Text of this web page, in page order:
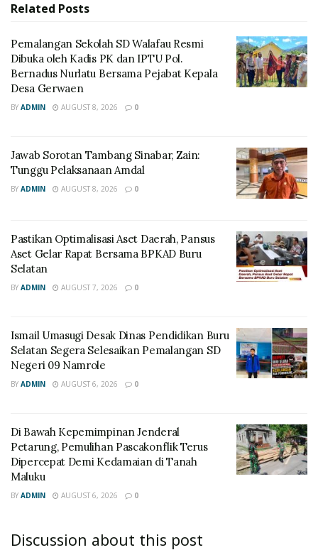
Related Posts
Pemalangan Sekolah SD Walafau Resmi
Dibuka oleh Kadis PK dan IPTU Pol.
Bernadus Nurlatu Bersama Pejabat Kepala
Desa Gerwaen
BY ADMIN AUGUST 8, 2026 0
Jawab Sorotan Tambang Sinabar, Zain:
Tunggu Pelaksanaan Amdal
BY ADMIN AUGUST 8, 2026 0
Pastikan Optimalisasi Aset Daerah, Pansus
Aset Gelar Rapat Bersama BPKAD Buru
Selatan
BY ADMIN AUGUST 7, 2026 0
Ismail Umasugi Desak Dinas Pendidikan Buru
Selatan Segera Selesaikan Pemalangan SD
Negeri 09 Namrole
BY ADMIN AUGUST 6, 2026 0
Di Bawah Kepemimpinan Jenderal
Petarung, Pemulihan Pascakonflik Terus
Dipercepat Demi Kedamaian di Tanah
Maluku
BY ADMIN AUGUST 6, 2026 0
Discussion about this post